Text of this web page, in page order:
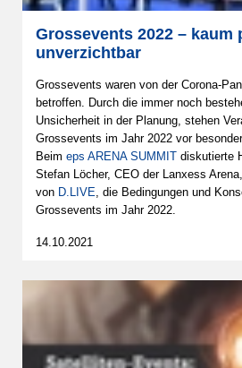
Grossevents 2022 – kaum
unverzichtbar
Grossevents waren von der Corona-
betroffen. Durch die immer noch
Unsicherheit in der Planung, stehen
Grossevents im Jahr 2022 vor
Beim eps ARENA SUMMIT diskutierte
Stefan Löcher, CEO der Lanxess
von D.LIVE, die Bedingungen und
Grossevents im Jahr 2022.
14.10.2021